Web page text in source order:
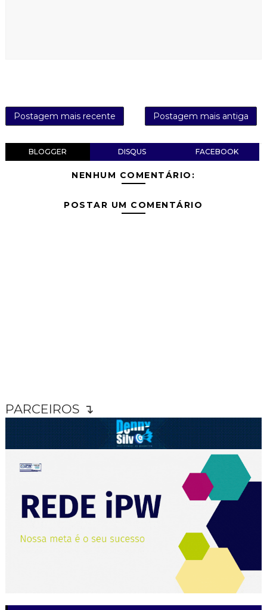
Postagem mais recente Postagem mais antiga
BLOGGER DISQUS FACEBOOK
NENHUM COMENTÁRIO:
POSTAR UM COMENTÁRIO
PARCEIROS ↴